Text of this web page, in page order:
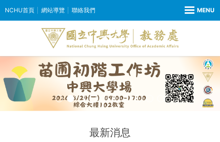
NCHU首頁 網站導覽 聯絡我們
最新消息